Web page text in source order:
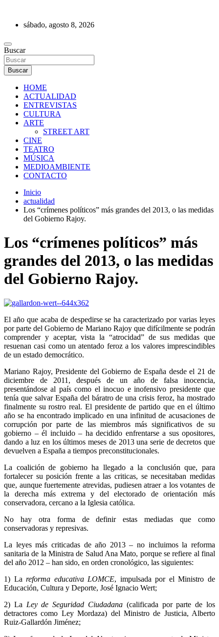
contenidosábado, agosto 8, 2026
REVISTA DE PRENSA
Buscar
Buscar
HOME
ACTUALIDAD
ENTREVISTAS
CULTURA
ARTE
STREET ART
CINE
TEATRO
MÚSICA
MEDIOAMBIENTE
CONTACTO
Inicio
actualidad
Los “crímenes políticos” más grandes del 2013, o las medidas
del Gobierno Rajoy.
Los “crímenes políticos” más
grandes del 2013, o las medidas
del Gobierno Rajoy.
El año que acaba de despedirse se ha caracterizado por varias leyes
por parte del Gobierno de Mariano Rajoy que difícilmente se podrán
comprender y aceptar, vista la “atrocidad” de sus medidas que
resuenan casi como un atentado feroz a los valores imprescindibles
de un estado democrático.
Mariano Rajoy, Presidente del Gobierno de España desde el 21 de
diciembre de 2011, después de un año de falsa inocencia,
presentándose al país como el inocuo e inofensivo presidente que
tenía que salvar España del báratro de una crisis feroz, ha mostrado
finalmente su rostro real. El presidente de partido que en el último
año se ha encontrado implicado en una infinitud de acusaciones de
corrupción por parte de las miembros más significativos de su
gobierno – él incluido – ha decidido enfrentarse a sus opositores,
dando a luz en los últimos meses de 2013 una serie de decretos que
devuelven a España a tiempos preconstitucionales.
La coalición de gobierno ha llegado a la conclusión que, para
fortalecer su posición frente a las criticas, se necesitaban medidas
que, aunque fuertemente atrevidas, pudiesen atraer a los votantes de
la derecha más extrema y del electorado de orientación más
conservadora, cercano a la Iglesia católica.
No hay otra forma de definir estas mediadas que como
conservadoras y represivas.
La leyes más criticadas de año 2013 – no incluimos la reforma
sanitaria de la Ministra de Salud Ana Mato, porque se refiere al final
del año 2012 – han sido, en orden cronológico, las siguientes:
1) Lareforma educativa LOMCE, impulsada por el Ministro de
Educación, Cultura y Deporte, José Ignacio Wert;
2) La Ley de Seguridad Ciudadana (calificada por parte de los
detractores como Ley Mordaza) del Ministro de Justicia, Alberto
Ruiz-Gallardón Jiménez;